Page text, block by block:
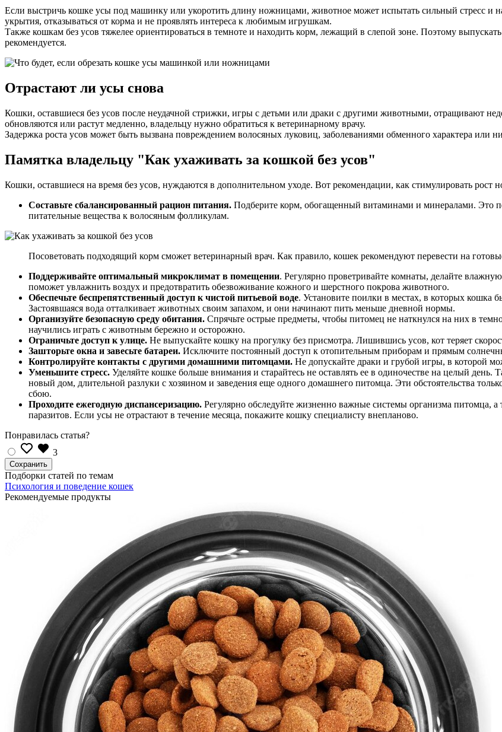
Если выстричь кошке усы под машинку или укоротить длину ножницами, животное может испытать сильный стресс и
укрытия, отказываться от корма и не проявлять интереса к любимым игрушкам.
Также кошкам без усов тяжелее ориентироваться в темноте и находить корм, лежащий в слепой зоне. Поэтому
рекомендуется.
Отрастают ли усы снова
Кошки, оставшиеся без усов после неудачной стрижки, игры с детьми или драки с другими животными, отращивают
обновляются или растут медленно, владельцу нужно обратиться к ветеринарному врачу.
Задержка роста усов может быть вызвана повреждением волосяных луковиц, заболеваниями обменного характера
Памятка владельцу "Как ухаживать за кошкой без усов"
Кошки, оставшиеся на время без усов, нуждаются в дополнительном уходе. Вот рекомендации, как стимулировать рост
Составьте сбалансированный рацион питания. Подберите корм, обогащенный витаминами и минералами. Это
питательные вещества к волосяным фолликулам.
Посоветовать подходящий корм сможет ветеринарный врач. Как правило, кошек рекомендуют перевести на
Поддерживайте оптимальный микроклимат в помещении. Регулярно проветривайте комнаты, делайте
поможет увлажнить воздух и предотвратить обезвоживание кожного и шерстного покрова животного.
Обеспечьте беспрепятственный доступ к чистой питьевой воде. Установите поилки в местах, в которых кошка
Застоявшаяся вода отталкивает животных своим запахом, и они начинают пить меньше дневной нормы.
Организуйте безопасную среду обитания. Спрячьте острые предметы, чтобы питомец не наткнулся на них в
научились играть с животным бережно и осторожно.
Ограничьте доступ к улице. Не выпускайте кошку на прогулку без присмотра. Лишившись усов, кот теряет
Зашторьте окна и завесьте батареи. Исключите постоянный доступ к отопительным приборам и прямым
Контролируйте контакты с другими домашними питомцами. Не допускайте драки и грубой игры, в которой
Уменьшите стресс. Уделяйте кошке больше внимания и старайтесь не оставлять ее в одиночестве на целый
новый дом, длительной разлуки с хозяином и заведения еще одного домашнего питомца. Эти обстоятельства
сбою.
Проходите ежегодную диспансеризацию. Регулярно обследуйте жизненно важные системы организма питомца,
паразитов. Если усы не отрастают в течение месяца, покажите кошку специалисту внепланово.
Понравилась статья?
3
Подборки статей по темам
Психология и поведение кошек
Рекомендуемые продукты